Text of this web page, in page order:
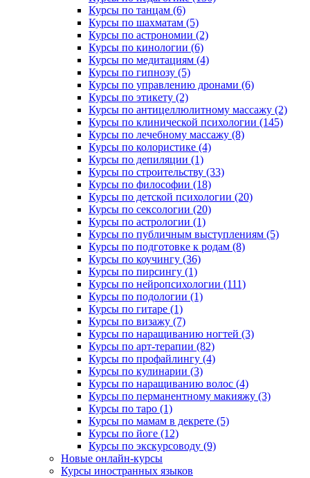
Курсы по танцам (6)
Курсы по шахматам (5)
Курсы по астрономии (2)
Курсы по кинологии (6)
Курсы по медитациям (4)
Курсы по гипнозу (5)
Курсы по управлению дронами (6)
Курсы по этикету (2)
Курсы по антицеллюлитному массажу (2)
Курсы по клинической психологии (145)
Курсы по лечебному массажу (8)
Курсы по колористике (4)
Курсы по депиляции (1)
Курсы по строительству (33)
Курсы по философии (18)
Курсы по детской психологии (20)
Курсы по сексологии (20)
Курсы по астрологии (1)
Курсы по публичным выступлениям (5)
Курсы по подготовке к родам (8)
Курсы по коучингу (36)
Курсы по пирсингу (1)
Курсы по нейропсихологии (111)
Курсы по подологии (1)
Курсы по гитаре (1)
Курсы по визажу (7)
Курсы по наращиванию ногтей (3)
Курсы по арт-терапии (82)
Курсы по профайлингу (4)
Курсы по кулинарии (3)
Курсы по наращиванию волос (4)
Курсы по перманентному макияжу (3)
Курсы по таро (1)
Курсы по мамам в декрете (5)
Курсы по йоге (12)
Курсы по экскурсоводу (9)
Новые онлайн‑курсы
Курсы иностранных языков